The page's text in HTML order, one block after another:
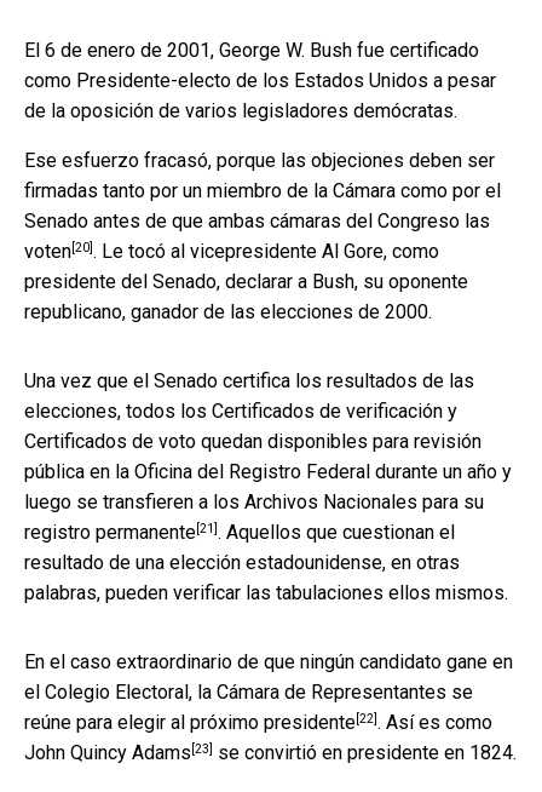
El 6 de enero de 2001, George W. Bush fue certificado
como Presidente-electo de los Estados Unidos a pesar
de la oposición de varios legisladores demócratas.
Ese esfuerzo fracasó, porque las objeciones deben ser
firmadas tanto por un miembro de la Cámara como por el
Senado antes de que ambas cámaras del Congreso las
voten[20]. Le tocó al vicepresidente Al Gore, como
presidente del Senado, declarar a Bush, su oponente
republicano, ganador de las elecciones de 2000.
Una vez que el Senado certifica los resultados de las
elecciones, todos los Certificados de verificación y
Certificados de voto quedan disponibles para revisión
pública en la Oficina del Registro Federal durante un año y
luego se transfieren a los Archivos Nacionales para su
registro permanente[21]. Aquellos que cuestionan el
resultado de una elección estadounidense, en otras
palabras, pueden verificar las tabulaciones ellos mismos.
En el caso extraordinario de que ningún candidato gane en
el Colegio Electoral, la Cámara de Representantes se
reúne para elegir al próximo presidente[22]. Así es como
John Quincy Adams [23] se convirtió en presidente en 1824.